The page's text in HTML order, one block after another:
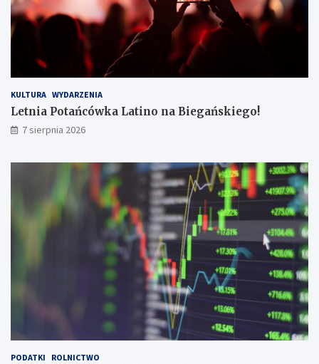
!g
o
!
KULTURA WYDARZENIA
Letnia Potańcówka Latino na Biegańskiego!
7 sierpnia 2026
PODATKI ROLNICTWO